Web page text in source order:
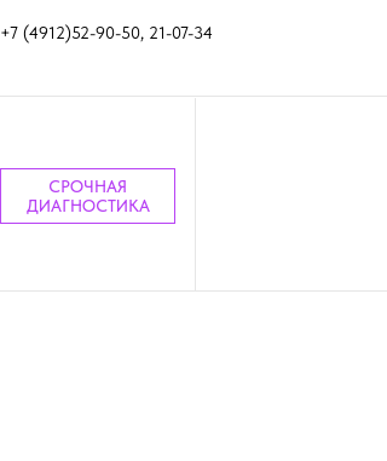
+7 (4912)52-90-50, 21-07-34
СРОЧНАЯ
ДИАГНОСТИКА